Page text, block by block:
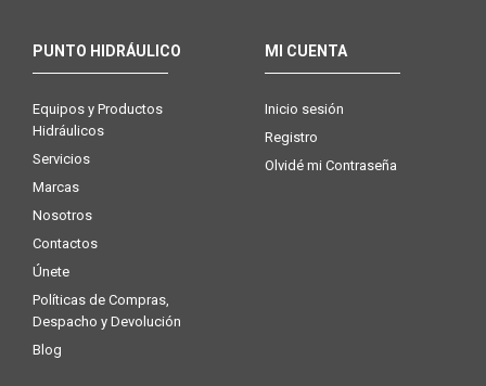
PUNTO HIDRÁULICO
Equipos y Productos
Hidráulicos
Servicios
Marcas
Nosotros
Contactos
Únete
Políticas de Compras,
Despacho y Devolución
Blog
MI CUENTA
Inicio sesión
Registro
Olvidé mi Contraseña